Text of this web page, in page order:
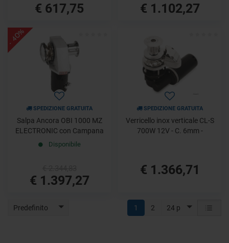
€ 617,75 € 1.102,27
- 40%
SPEDIZIONE GRATUITA
Salpa Ancora OBI 1000 MZ
ELECTRONIC con Campana
Disponibile
€ 1.397,27
SPEDIZIONE GRATUITA
Verricello inox verticale CL-S
700W 12V - C. 6mm -
€ 1.366,71
Predefinito 24 p
1 2